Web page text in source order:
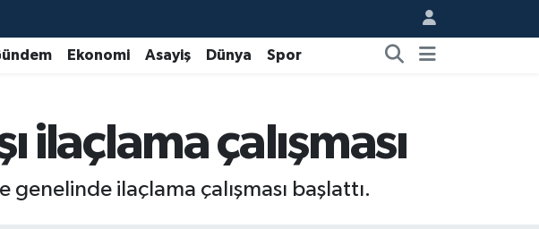
Ekonomi Asayiş Dünya Spor
ilaçlama çalışması
genelinde ilaçlama çalışması başlattı.